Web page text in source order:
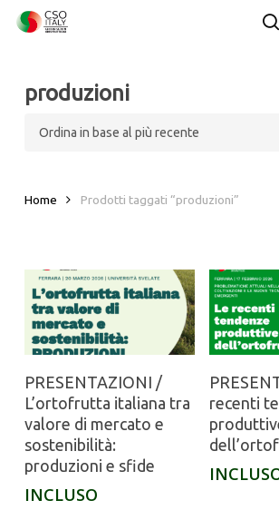
Skip
produzioni
Home Prodotti taggati “produzioni”
PRESENTAZIONI /
L’ortofrutta italiana tra
valore di mercato e
sostenibilità:
produzioni e sfide
INCLUSO
recenti